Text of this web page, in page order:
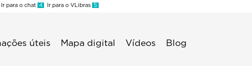
Ir para o chat 4 Ir para o VLibras 5
úteis Mapa digital Vídeos Blog